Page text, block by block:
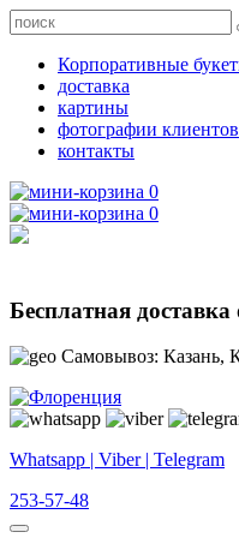
Корпоративные
доставка
картины
фотографии клиентов
контакты
0
0
Бесплатная
Самовывоз: Казань,
Whatsapp | Viber | Telegram
253-57-48